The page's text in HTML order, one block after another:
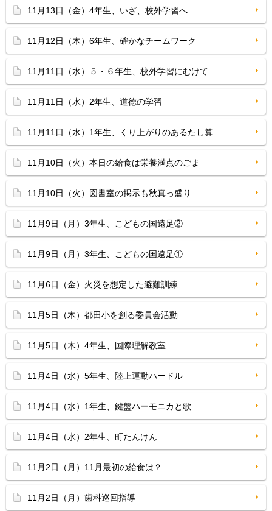
11月13日（金）4年生、いざ、校外学習へ
11月12日（木）6年生、確かなチームワーク
11月11日（水）５・６年生、校外学習にむけて
11月11日（水）2年生、道徳の学習
11月11日（水）1年生、くり上がりのあるたし算
11月10日（火）本日の給食は栄養満点のごま
11月10日（火）図書室の掲示も秋真っ盛り
11月9日（月）3年生、こどもの国遠足②
11月9日（月）3年生、こどもの国遠足①
11月6日（金）火災を想定した避難訓練
11月5日（木）都田小を創る委員会活動
11月5日（木）4年生、国際理解教室
11月4日（水）5年生、陸上運動ハードル
11月4日（水）1年生、鍵盤ハーモニカと歌
11月4日（水）2年生、町たんけん
11月2日（月）11月最初の給食は？
11月2日（月）歯科巡回指導